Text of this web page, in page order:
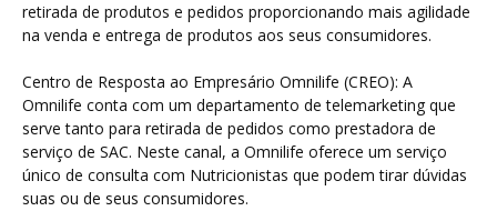
retirada de produtos e pedidos proporcionando mais agilidade
na venda e entrega de produtos aos seus consumidores.
Centro de Resposta ao Empresário Omnilife (CREO): A
Omnilife conta com um departamento de telemarketing que
serve tanto para retirada de pedidos como prestadora de
serviço de SAC. Neste canal, a Omnilife oferece um serviço
único de consulta com Nutricionistas que podem tirar dúvidas
suas ou de seus consumidores.